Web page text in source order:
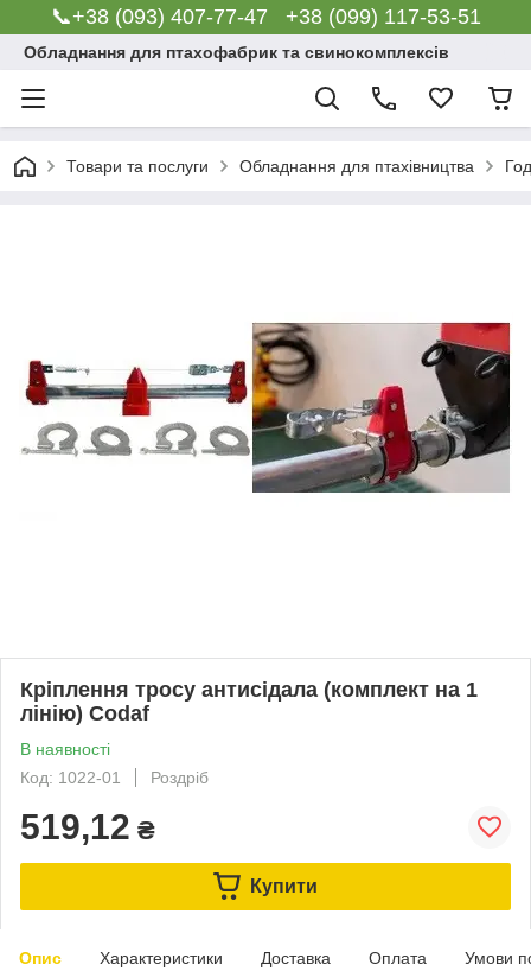
📞+38 (093) 407-77-47 +38 (099) 117-53-51
Обладнання для птахофабрик та свинокомплексів
Товари та послуги Обладнання для птахівництва
Кріплення тросу антисідала (комплект на 1
лінію) Codaf
В наявності
Код: 1022-01
Роздріб
519,12 ₴
Купити
Опис Характеристики Доставка Оплата Умови